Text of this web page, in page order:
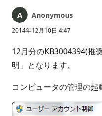
ッ
プ
Anonymous
2014年12月10日 4:47
12月分のKB3004394(推
明」となります。
コンピュータの管理の起